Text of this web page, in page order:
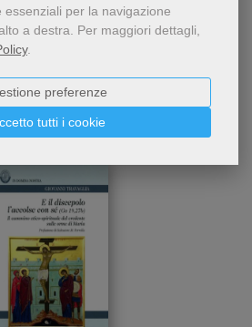
essenziali per la navigazione
a destra. Per maggiori dettagli,
.
tutti i cookie
preferenze
questo prodotto
anche...